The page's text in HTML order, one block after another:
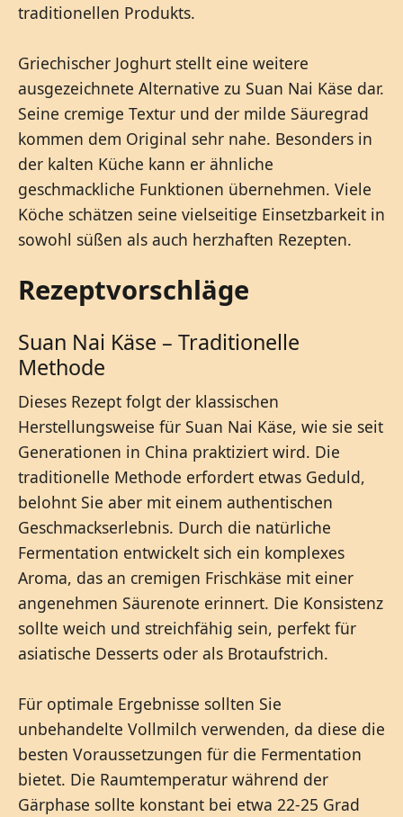
traditionellen Produkts.
Griechischer Joghurt stellt eine weitere
ausgezeichnete Alternative zu Suan Nai Käse dar.
Seine cremige Textur und der milde Säuregrad
kommen dem Original sehr nahe. Besonders in
der kalten Küche kann er ähnliche
geschmackliche Funktionen übernehmen. Viele
Köche schätzen seine vielseitige Einsetzbarkeit in
sowohl süßen als auch herzhaften Rezepten.
Rezeptvorschläge
Suan Nai Käse – Traditionelle
Methode
Dieses Rezept folgt der klassischen
Herstellungsweise für Suan Nai Käse, wie sie seit
Generationen in China praktiziert wird. Die
traditionelle Methode erfordert etwas Geduld,
belohnt Sie aber mit einem authentischen
Geschmackserlebnis. Durch die natürliche
Fermentation entwickelt sich ein komplexes
Aroma, das an cremigen Frischkäse mit einer
angenehmen Säurenote erinnert. Die Konsistenz
sollte weich und streichfähig sein, perfekt für
asiatische Desserts oder als Brotaufstrich.
Für optimale Ergebnisse sollten Sie
unbehandelte Vollmilch verwenden, da diese die
besten Voraussetzungen für die Fermentation
bietet. Die Raumtemperatur während der
Gärphase sollte konstant bei etwa 22-25 Grad